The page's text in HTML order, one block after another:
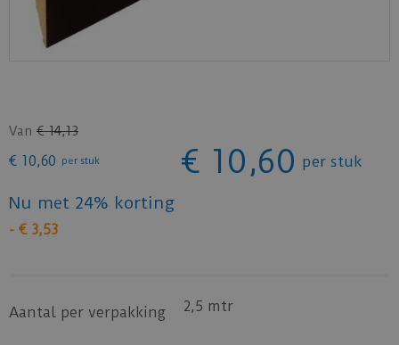
Van € 14,13
€ 10,60 per stuk € 10,60 per stuk
Nu met 24% korting
- € 3,53
Aantal per verpakking 2,5 mtr